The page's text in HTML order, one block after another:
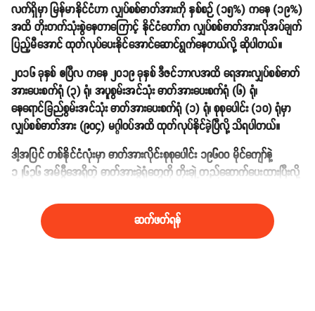
လက်ရှိမှာ မြန်မာနိုင်ငံဟာ လျှပ်စစ်ဓာတ်အားကို နှစ်စဉ် (၁၅%) ကနေ (၁၉%)
အထိ တိုးတက်သုံးစွဲနေတာကြောင့် နိုင်ငံတော်က လျှပ်စစ်ဓာတ်အားလိုအပ်ချက်
ပြည့်မီအောင် ထုတ်လုပ်ပေးနိုင်အောင်ဆောင်ရွက်နေတယ်လို့ ဆိုပါတယ်။
၂၀၁၆ ခုနှစ် ဧပြီလ ကနေ ၂၀၁၉ ခုနှစ် ဒီဇင်ဘာလအထိ ရေအားလျှပ်စစ်ဓာတ်
အားပေးစက်ရုံ (၃) ရုံ၊ အပူစွမ်းအင်သုံး ဓာတ်အားပေးစက်ရုံ (၆) ရုံ၊
နေရောင်ခြည်စွမ်းအင်သုံး ဓာတ်အားပေးစက်ရုံ (၁) ရုံ၊ စုစုပေါင်း (၁၀) ရုံမှာ
လျှပ်စစ်ဓာတ်အား (၉၀၄) မဂ္ဂါဝပ်အထိ ထုတ်လုပ်နိုင်ခဲ့ပြီလို့ သိရပါတယ်။
ဒါ့အပြင် တစ်နိုင်ငံလုံးမှာ ဓာတ်အားလိုင်းစုစုပေါင်း ၁၉၆၀၀ မိုင်ကျော်နဲ့
၁၂၆၃၆ အမ်ဗွီအေရှိတဲ့ ဓာတ်အားခွဲရုံတွေကို တိုးချဲ့တည်ဆောက်ပေးထားပြီးလို့
ဆက်ဖတ်ရန်